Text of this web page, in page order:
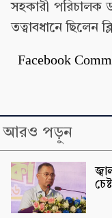
সহকারী পরিচালক
তত্বাবধানে ছিলেন
Facebook
আরও পড়ুন